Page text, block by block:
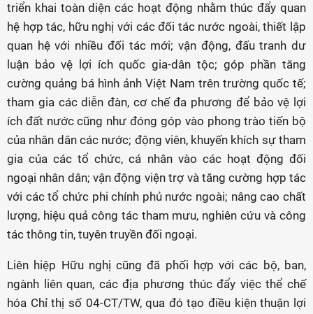
triển khai toàn diện các hoạt động nhằm thúc đẩy quan
hệ hợp tác, hữu nghị với các đối tác nước ngoài, thiết lập
quan hệ với nhiều đối tác mới; vận động, đấu tranh dư
luận bảo vệ lợi ích quốc gia-dân tộc; góp phần tăng
cường quảng bá hình ảnh Việt Nam trên trường quốc tế;
tham gia các diễn đàn, cơ chế đa phương để bảo vệ lợi
ích đất nước cũng như đóng góp vào phong trào tiến bộ
của nhân dân các nước; động viên, khuyến khích sự tham
gia của các tổ chức, cá nhân vào các hoạt động đối
ngoại nhân dân; vận động viện trợ và tăng cường hợp tác
với các tổ chức phi chính phủ nước ngoài; nâng cao chất
lượng, hiệu quả công tác tham mưu, nghiên cứu và công
tác thông tin, tuyên truyền đối ngoại.
Liên hiệp Hữu nghị cũng đã phối hợp với các bộ, ban,
ngành liên quan, các địa phương thúc đẩy việc thể chế
hóa Chỉ thị số 04-CT/TW, qua đó tạo điều kiện thuận lợi